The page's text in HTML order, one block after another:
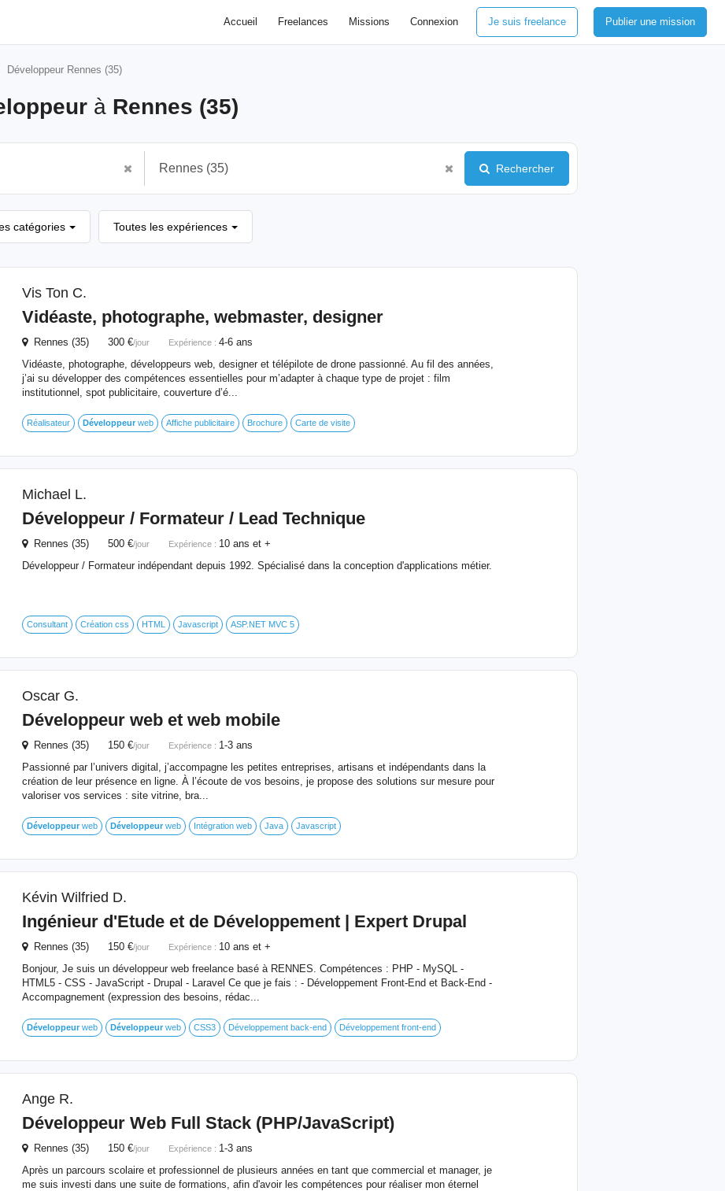
Accueil Freelances Missions Connexion Je suis freelance Publier une mission
Développeur Rennes (35)
à Rennes (35)
Rechercher
catégories Toutes les expériences
Vis Ton C.
Vidéaste, photographe, webmaster, designer
Rennes (35) 300 €/jour Expérience : 4-6 ans
Vidéaste, photographe, développeurs web, designer et télépilote de drone passionné. Au fil des années,
j’ai su développer des compétences essentielles pour m’adapter à chaque type de projet : film
institutionnel, spot publicitaire, couverture d’é...
Réalisateur Développeurweb Affiche publicitaire Brochure Carte de visite
Michael L.
Développeur/ Formateur / Lead Technique
Rennes (35) 500 €/jour Expérience : 10 ans et +
Développeur / Formateur indépendant depuis 1992. Spécialisé dans la conception d'applications métier.
Consultant Création css HTML Javascript ASP.NET MVC 5
Oscar G.
Développeurweb et web mobile
Rennes (35) 150 €/jour Expérience : 1-3 ans
Passionné par l’univers digital, j’accompagne les petites entreprises, artisans et indépendants dans la
création de leur présence en ligne. À l’écoute de vos besoins, je propose des solutions sur mesure pour
valoriser vos services : site vitrine, bra...
Développeurweb Développeurweb Intégration web Java Javascript
Kévin Wilfried D.
Ingénieur d'Etude et de Développement | Expert Drupal
Rennes (35) 150 €/jour Expérience : 10 ans et +
Bonjour, Je suis un développeur web freelance basé à RENNES. Compétences : PHP - MySQL -
HTML5 - CSS - JavaScript - Drupal - Laravel Ce que je fais : - Développement Front-End et Back-End -
Accompagnement (expression des besoins, rédac...
Développeurweb Développeurweb CSS3 Développement back-end Développement front-end
Ange R.
DéveloppeurWeb Full Stack (PHP/JavaScript)
Rennes (35) 150 €/jour Expérience : 1-3 ans
Après un parcours scolaire et professionnel de plusieurs années en tant que commercial et manager, je
me suis investi dans une suite de formations, afin d'avoir les compétences pour réaliser mon éternel